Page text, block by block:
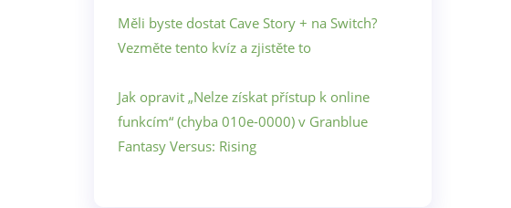
Měli byste dostat Cave Story + na Switch?
Vezměte tento kvíz a zjistěte to
Jak opravit „Nelze získat přístup k online
funkcím“ (chyba 010e-0000) v Granblue
Fantasy Versus: Rising